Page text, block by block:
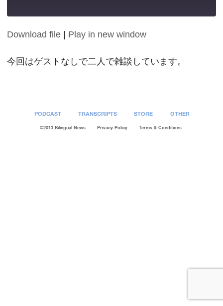
SHARE
LINK
Download file Play in new window
今回はゲストなしで二人で雑談しています。
PODCAST TRANSCRIPTS STORE OTHER
©2013 Bilingual News Privacy Policy Terms & Conditions